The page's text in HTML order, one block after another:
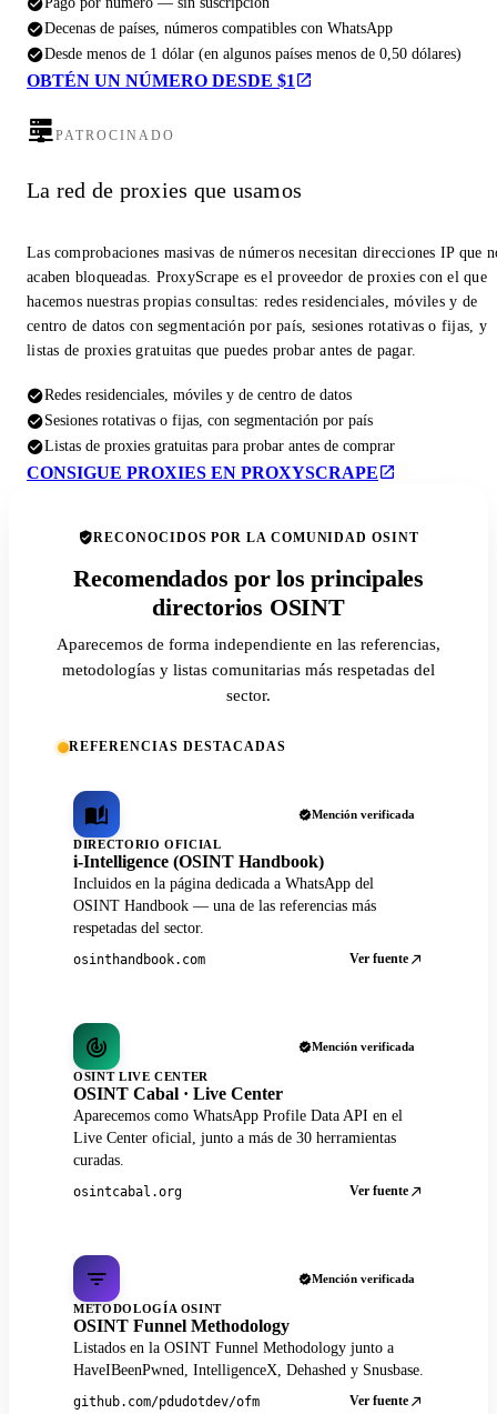
Decenas de países, números compatibles con WhatsApp
Desde menos de 1 dólar (en algunos países menos de 0,50 dólares)
OBTÉN UN NÚMERO DESDE $1
PATROCINADO
La red de proxies que usamos
Las comprobaciones masivas de números necesitan direcciones IP que
acaben bloqueadas. ProxyScrape es el proveedor de proxies con el que
hacemos nuestras propias consultas: redes residenciales, móviles y de
centro de datos con segmentación por país, sesiones rotativas o fijas, y
listas de proxies gratuitas que puedes probar antes de pagar.
Redes residenciales, móviles y de centro de datos
Sesiones rotativas o fijas, con segmentación por país
Listas de proxies gratuitas para probar antes de comprar
CONSIGUE PROXIES EN PROXYSCRAPE
RECONOCIDOS POR LA COMUNIDAD OSINT
Recomendados por los principales
directorios OSINT
Aparecemos de forma independiente en las referencias,
metodologías y listas comunitarias más respetadas del
sector.
REFERENCIAS DESTACADAS
Mención verificada
DIRECTORIO OFICIAL
i-Intelligence (OSINT Handbook)
Incluidos en la página dedicada a WhatsApp del
OSINT Handbook — una de las referencias más
respetadas del sector.
osinthandbook.com Ver fuente
Mención verificada
OSINT LIVE CENTER
OSINT Cabal · Live Center
Aparecemos como WhatsApp Profile Data API en el
Live Center oficial, junto a más de 30 herramientas
curadas.
osintcabal.org Ver fuente
Mención verificada
METODOLOGÍA OSINT
OSINT Funnel Methodology
Listados en la OSINT Funnel Methodology junto a
HaveIBeenPwned, IntelligenceX, Dehashed y Snusbase.
github.com/pdudotdev/ofm Ver fuente